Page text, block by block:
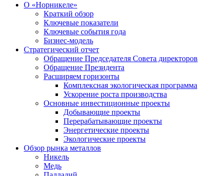
О «Норникеле»
Краткий обзор
Ключевые показатели
Ключевые события года
Бизнес-модель
Стратегический отчет
Обращение Председателя Совета директоров
Обращение Президента
Расширяем горизонты
Комплексная экологическая программа
Ускорение роста производства
Основные инвестиционные проекты
Добывающие проекты
Перерабатывающие проекты
Энергетические проекты
Экологические проекты
Обзор рынка металлов
Никель
Медь